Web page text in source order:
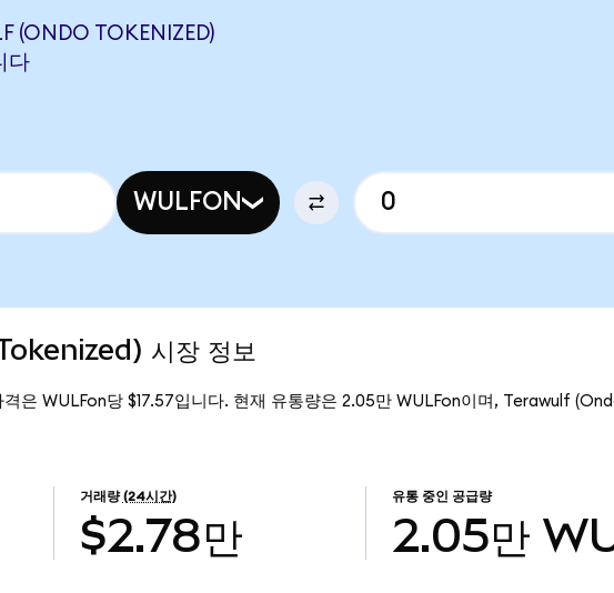
(ONDO TOKENIZED)
다
WULFON
시장 정보
은 WULFon당 $17.57입니다. 현재 유통량은 2.05만 WULFon이며, Terawulf
거래량 (24시간)
$2.78만
유통 중인 공급량
2.05만